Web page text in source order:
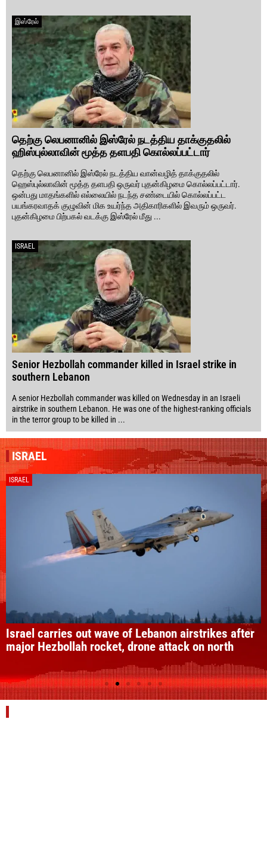
இஸ்ரேல்
தெற்கு லெபனானில் இஸ்ரேல் நடத்திய தாக்குதலில்
ஹிஸ்புல்லாவின் மூத்த தளபதி கொல்லப்பட்டார்
தெற்கு லெபனானில் இஸ்ரேல் நடத்திய வான்வழித் தாக்குதலில்
ஹெஸ்புல்லாவின் மூத்த தளபதி ஒருவர் புதன்கிழமை கொல்லப்பட்டார்.
ஒன்பது மாதங்களில் எல்லையில் நடந்த சண்டையில் கொல்லப்பட்ட
பயங்கரவாதக் குழுவின் மிக உயர்ந்த அதிகாரிகளில் இவரும் ஒருவர்.
புதன்கிழமை பிற்பகல் வடக்கு இஸ்ரேல் மீது ...
ISRAEL
Senior Hezbollah commander killed in Israel strike in
southern Lebanon
A senior Hezbollah commander was killed on Wednesday in an Israeli
airstrike in southern Lebanon. He was one of the highest-ranking officials
in the terror group to be killed in ...
ISRAEL
ISRAEL
Israel carries out wave of Lebanon airstrikes after
major Hezbollah rocket, drone attack on north